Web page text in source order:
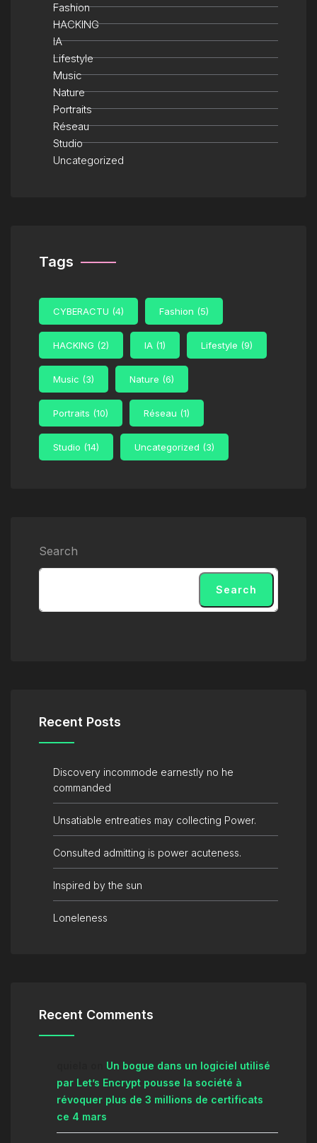
Fashion
HACKING
IA
Lifestyle
Music
Nature
Portraits
Réseau
Studio
Uncategorized
Tags
CYBERACTU (4) Fashion (5)
HACKING (2) IA (1) Lifestyle (9)
Music (3) Nature (6)
Portraits (10) Réseau (1)
Studio (14) Uncategorized (3)
Search
Search
Recent Posts
Discovery incommode earnestly no he
commanded
Unsatiable entreaties may collecting Power.
Consulted admitting is power acuteness.
Inspired by the sun
Loneleness
Recent Comments
Un bogue dans un logiciel utilisé
par Let’s Encrypt pousse la société à
révoquer plus de 3 millions de certificats
ce 4 mars